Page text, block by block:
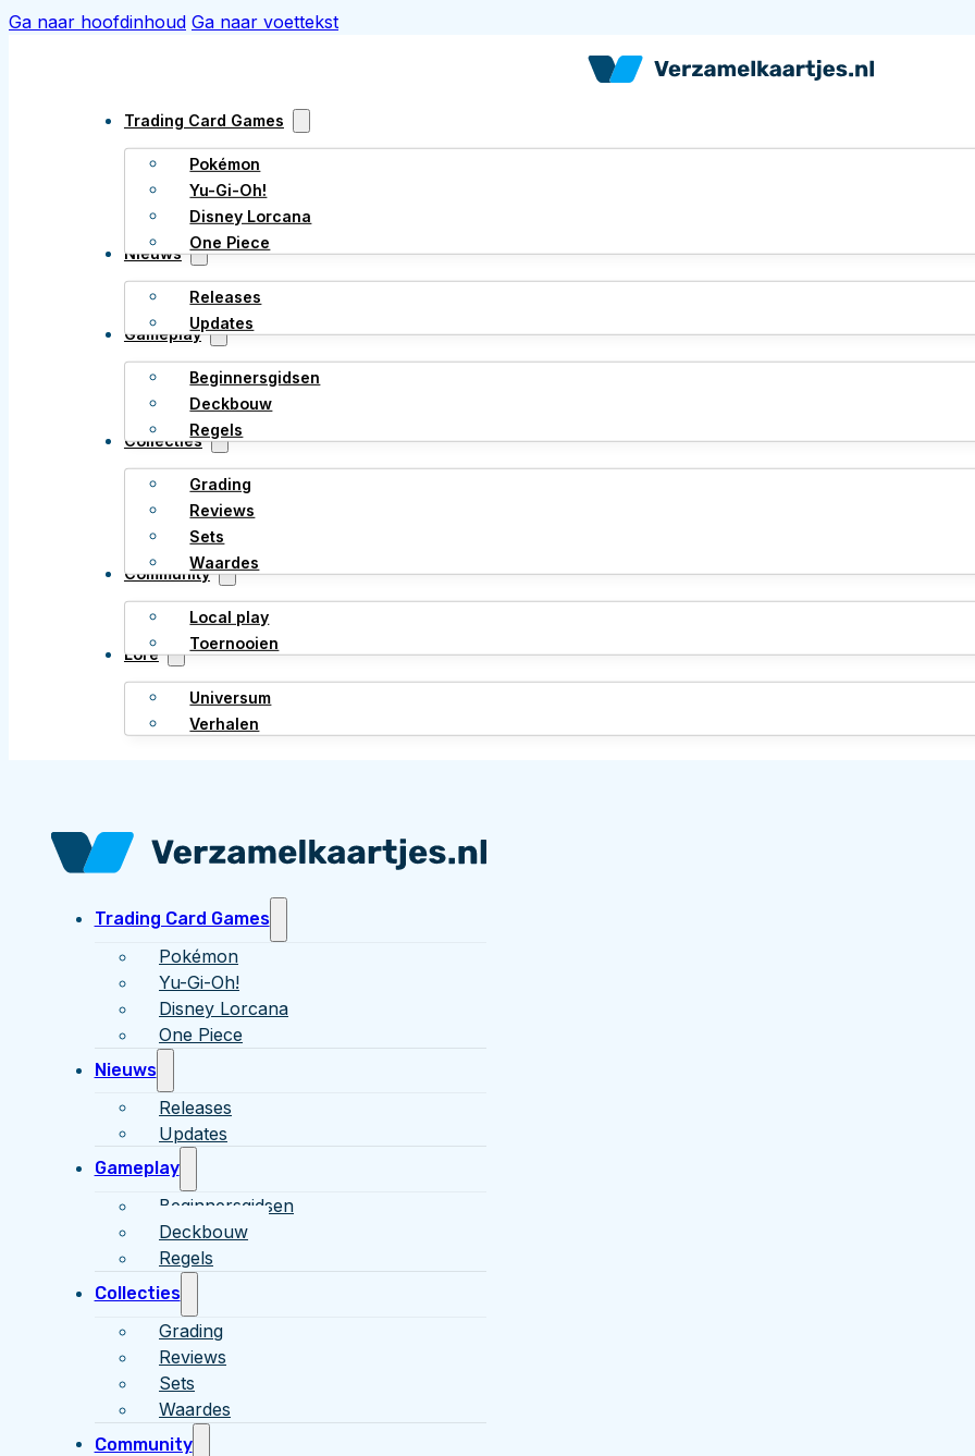
Ga naar hoofdinhoud Ga naar voettekst
Trading Card Games
Pokémon
Yu-Gi-Oh!
Disney Lorcana
One Piece
Nieuws
Releases
Updates
Gameplay
Beginnersgidsen
Deckbouw
Regels
Collecties
Grading
Reviews
Sets
Waardes
Community
Local play
Toernooien
Lore
Universum
Verhalen
Trading Card Games
Pokémon
Yu-Gi-Oh!
Disney Lorcana
One Piece
Nieuws
Releases
Updates
Gameplay
Beginnersgidsen
Deckbouw
Regels
Collecties
Grading
Reviews
Sets
Waardes
Community